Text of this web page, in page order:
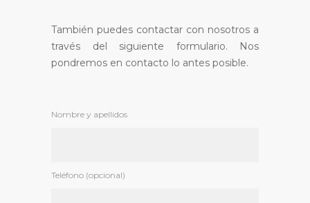
También puedes contactar con nosotros a
través del siguiente formulario. Nos
pondremos en contacto lo antes posible.
Nombre y apellidos
Teléfono (opcional)